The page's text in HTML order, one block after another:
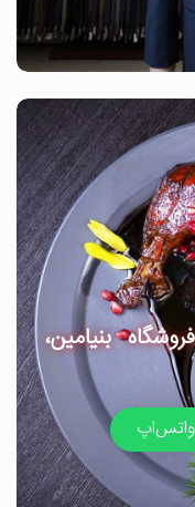
بنیامین،
واتس‌اپ